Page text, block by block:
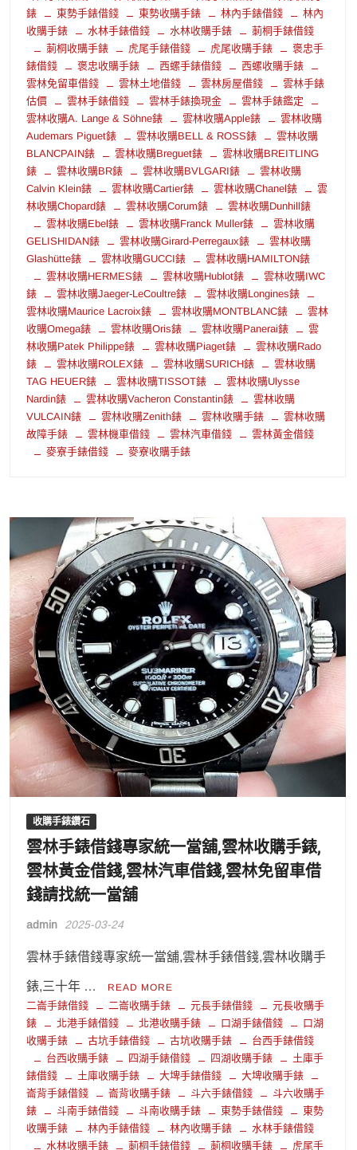
錶
東勢手錶借錢 東勢收購手錶 林內手錶借錢
林內
收購手錶
水林手錶借錢 水林收購手錶
莿桐手錶借錢
莿桐收購手錶
虎尾手錶借錢 虎尾收購手錶
褒忠手
錶借錢
褒忠收購手錶 西螺手錶借錢
西螺收購手錶
雲林免留車借錢
雲林土地借錢 雲林房屋借錢
雲林手錶
估價
雲林手錶借錢 雲林手錶換現金
雲林手錶鑑定
雲林收購A. Lange & Söhne錶
雲林收購Apple錶
雲林收購
Audemars Piguet錶
雲林收購BELL & ROSS錶
雲林收購
BLANCPAIN錶
雲林收購Breguet錶
雲林收購BREITLING
錶
雲林收購BR錶 雲林收購BVLGARI錶
雲林收購
Calvin Klein錶
雲林收購Cartier錶 雲林收購Chanel錶
雲
林收購Chopard錶
雲林收購Corum錶
雲林收購Dunhill錶
雲林收購Ebel錶
雲林收購Franck Muller錶
雲林收購
GELISHIDAN錶
雲林收購Girard-Perregaux錶
雲林收購
Glashütte錶
雲林收購GUCCI錶
雲林收購HAMILTON錶
雲林收購HERMES錶
雲林收購Hublot錶
雲林收購IWC
錶
雲林收購Jaeger-LeCoultre錶
雲林收購Longines錶
雲林收購Maurice Lacroix錶
雲林收購MONTBLANC錶
雲林
收購Omega錶
雲林收購Oris錶 雲林收購Panerai錶
雲
林收購Patek Philippe錶
雲林收購Piaget錶
雲林收購Rado
錶
雲林收購ROLEX錶 雲林收購SURICH錶
雲林收購
TAG HEUER錶
雲林收購TISSOT錶
雲林收購Ulysse
Nardin錶
雲林收購Vacheron Constantin錶
雲林收購
VULCAIN錶
雲林收購Zenith錶 雲林收購手錶
雲林收購
故障手錶
雲林機車借錢 雲林汽車借錢
雲林黃金借錢
麥寮手錶借錢
麥寮收購手錶
收購手錶鑽石
雲林手錶借錢專家統一當舖,雲林收購手錶,
雲林黃金借錢,雲林汽車借錢,雲林免留車借
錢請找統一當舖
admin 2025-03-24
雲林手錶借錢專家統一當舖,雲林手錶借錢,雲林收購手
錶,三十年 … READ MORE
二崙手錶借錢 二崙收購手錶 元長手錶借錢
元長收購手
錶
北港手錶借錢 北港收購手錶 口湖手錶借錢
口湖
收購手錶
古坑手錶借錢 古坑收購手錶
台西手錶借錢
台西收購手錶
四湖手錶借錢 四湖收購手錶
土庫手
錶借錢
土庫收購手錶 大埤手錶借錢
大埤收購手錶
崙背手錶借錢
崙背收購手錶 斗六手錶借錢
斗六收購手
錶
斗南手錶借錢 斗南收購手錶 東勢手錶借錢
東勢
收購手錶
林內手錶借錢 林內收購手錶
水林手錶借錢
水林收購手錶
莿桐手錶借錢 莿桐收購手錶 虎尾手